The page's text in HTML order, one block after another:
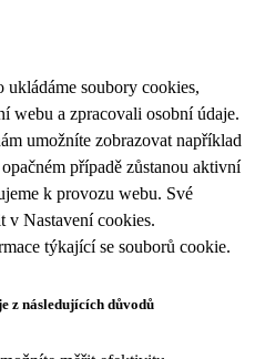
ukládáme soubory cookies,
webu a zpracovali osobní údaje.
umožníte zobrazovat například
případě zůstanou aktivní
k provozu webu. Své
v Nastavení cookies.
týkající se souborů cookie.
z následujících důvodů